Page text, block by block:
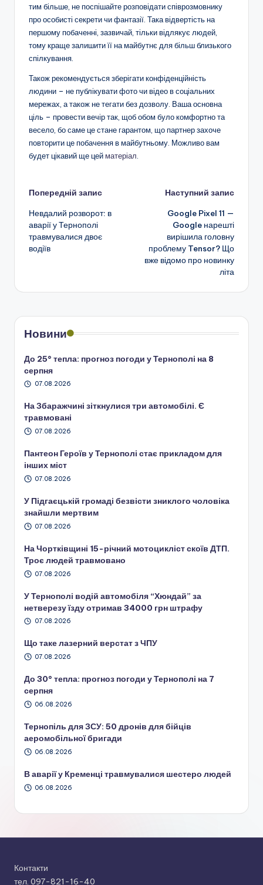
тим більше, не поспішайте розповідати співрозмовнику
про особисті секрети чи фантазії. Така відвертість на
першому побаченні, зазвичай, тільки відлякує людей,
тому краще залишити її на майбутнє для більш близького
спілкування.
Також рекомендується зберігати конфіденційність
людини – не публікувати фото чи відео в соціальних
мережах, а також не тегати без дозволу. Ваша основна
ціль – провести вечір так, щоб обом було комфортно та
весело, бо саме це стане гарантом, що партнер захоче
повторити це побачення в майбутньому. Можливо вам
будет цікавий ще цей матеріал
Навігація
по
запису
Попередній запис
Невдалий розворот: в
аварії у Тернополі
травмувалися двоє
водіїв
Наступний запис
Google Pixel 11 —
Google нарешті
вирішила головну
проблему Tensor? Що
вже відомо про новинку
літа
Новини
До 25° тепла: прогноз погоди у Тернополі на 8
серпня
07.08.2026
На Збаражчині зіткнулися три автомобілі. Є
травмовані
07.08.2026
Пантеон Героїв у Тернополі стає прикладом для
інших міст
07.08.2026
У Підгаєцькій громаді безвісти зниклого чоловіка
знайшли мертвим
07.08.2026
На Чортківщині 15-річний мотоцикліст скоїв ДТП.
Троє людей травмовано
07.08.2026
У Тернополі водій автомобіля “Хюндай” за
нетверезу їзду отримав 34000 грн штрафу
07.08.2026
Що таке лазерний верстат з ЧПУ
07.08.2026
До 30° тепла: прогноз погоди у Тернополі на 7
серпня
06.08.2026
Тернопіль для ЗСУ: 50 дронів для бійців
аеромобільної бригади
06.08.2026
В аварії у Кременці травмувалися шестеро людей
06.08.2026
Контакти
тел. 097-821-16-40